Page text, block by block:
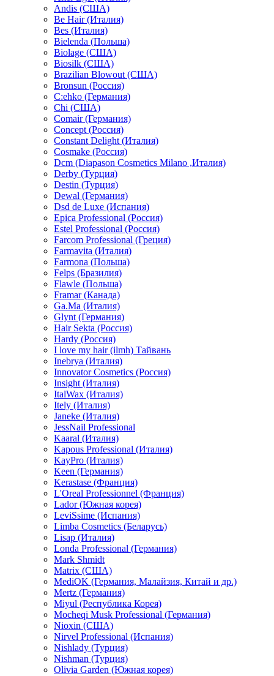
Andis (США)
Be Hair (Италия)
Bes (Италия)
Bielenda (Польша)
Biolage (США)
Biosilk (США)
Brazilian Blowout (США)
Bronsun (Россия)
C:ehko (Германия)
Chi (США)
Comair (Германия)
Concept (Россия)
Constant Delight (Италия)
Cosmake (Россия)
Dcm (Diapason Cosmetics Milano ,Италия)
Derby (Турция)
Destin (Турция)
Dewal (Германия)
Dsd de Luxe (Испания)
Epica Professional (Россия)
Estel Professional (Россия)
Farcom Professional (Греция)
Farmavita (Италия)
Farmona (Польша)
Felps (Бразилия)
Flawle (Польша)
Framar (Канада)
Ga.Ma (Италия)
Glynt (Германия)
Hair Sekta (Россия)
Hardy (Россия)
I love my hair (ilmh) Тайвань
Inebrya (Италия)
Innovator Cosmetics (Россия)
Insight (Италия)
ItalWax (Италия)
Itely (Италия)
Janeke (Италия)
JessNail Professional
Kaaral (Италия)
Kapous Professional (Италия)
KayPro (Италия)
Keen (Германия)
Kerastase (Франция)
L'Oreal Professionnel (Франция)
Lador (Южная корея)
LeviSsime (Испания)
Limba Cosmetics (Беларусь)
Lisap (Италия)
Londa Professional (Германия)
Mark Shmidt
Matrix (США)
MediOK (Германия, Малайзия, Китай и др.)
Mertz (Германия)
Miyul (Республика Корея)
Mocheqi Musk Professional (Германия)
Nioxin (США)
Nirvel Professional (Испания)
Nishlady (Турция)
Nishman (Турция)
Olivia Garden (Южная корея)